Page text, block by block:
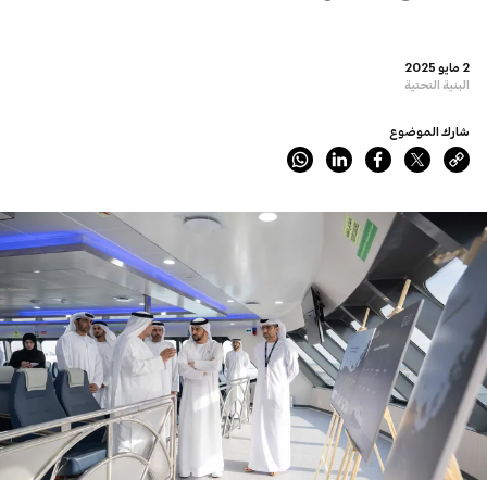
2 مايو 2025
البنية التحتية
شارك الموضوع